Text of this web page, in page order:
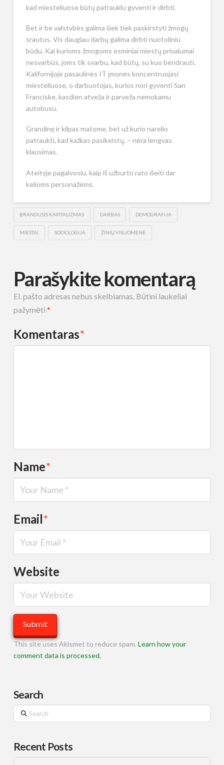
kad miesteliuose būtų patrauklu gyventi ir dirbti.
Bet ir be valstybės galima šiek tiek paskirstyti žmogų
srautus. Vis daugiau darbų galima dirbti nuotoliniu
būdu. Kai kurioms žmogoms esminiai miestų privalumai
nesvarbūs, joms tik svarbu, kad būtų, su kuo bendrauti.
Kalifornijoje pasaulinės IT įmonės koncentruojasi
miesteliuose, o darbuotojas, kurios nori gyventi San
Franciske, kasdien atveža ir parveža nemokamu
autobusu.
Grandinę ir kilpas matome, bet už kurio narelio
patraukti, kad kažkas pasikeistų, – nėra lengvas
klausimas.
Ateityje pagalvosiu, kaip iš užburto rato išeiti dar
kelioms personažėms.
BRANDUSIS KAPITALIZMAS DARBAS DEMOGRAFIJA
MIESTAI SOCIOLOGIJA ŽINIŲ VISUOMENĖ
Parašykite komentarą
El. pašto adresas nebus skelbiamas. Būtini laukeliai
pažymėti *
Komentaras*
Name*
Email*
Website
This site uses Akismet to reduce spam. Learn how your
comment data is processed.
Search
Search
Recent Posts